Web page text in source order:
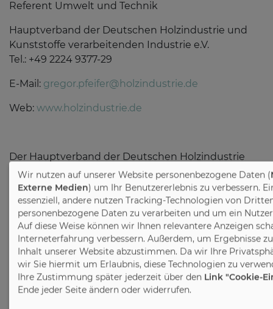
Referent Umwelt und Technik
Hauptverband der Deutschen Holzindustrie und
Kunststoffe verarbeitenden Industrie e.V.
Tel.: +49 2224 9377-29
E-Mail: gregor.pfeifer@holzindustrie.de
Web: www.holzindustrie.de
Der Hauptverband der Deutschen Holzindustrie
(HDH) vertritt die wirtschaftlichen, politischen und
technischen Interessen der Holzindustrie mit rund
200.000 Beschäftigten und einem Gesamtumsatz
von ca. 42,2 Mrd. Euro. Dabei erstreckt sich das
Spektrum über die gesamte Wertschöpfungskette
entlang des Werkstoffes Holz: von der
Sägeindustrie, der industriellen Holzbe- und -
verarbeitung über die Möbelindustrie bis hin zum
Bauen mit Holz sowie der Holzpackmittelindustrie.
Wir nutzen auf unserer Website personenbezogene Daten (
Externe Medien) um Ihr Benutzererlebnis zu verbessern.
essenziell, andere nutzen Tracking-Technologien von
personenbezogene Daten zu verarbeiten und um ein
Auf diese Weise können wir Ihnen relevantere Anzeigen
Interneterfahrung verbessern. Außerdem, um Ergebnisse
Inhalt unserer Website abzustimmen. Da wir Ihre
wir Sie hiermit um Erlaubnis, diese Technologien zu
Ihre Zustimmung später jederzeit über den Link "Cookie-
Ende jeder Seite ändern oder widerrufen.